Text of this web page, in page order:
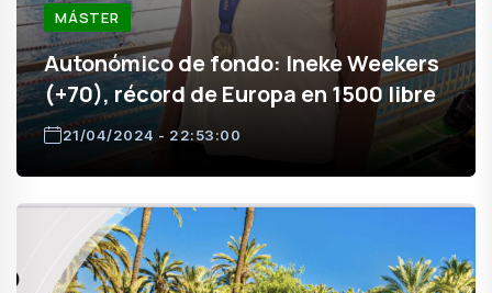
MÁSTER
Autonómico de fondo: Ineke Weekers
(+70), récord de Europa en 1500 libre
21/04/2024 - 22:53:00